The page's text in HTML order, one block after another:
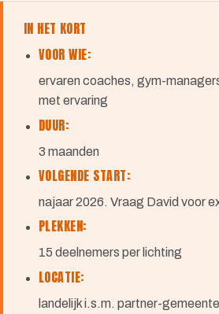
IN HET KORT
VOOR WIE:
ervaren coaches, gym-
met ervaring
DUUR:
3 maanden
VOLGENDE START:
najaar 2026. Vraag David voor
PLEKKEN:
15 deelnemers per lichting
LOCATIE:
landelijk i.s.m. partner-